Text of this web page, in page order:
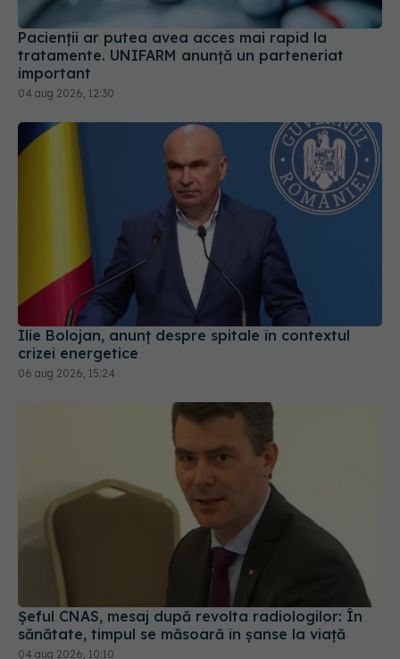
04 aug 2026, 12:30
Ilie Bolojan, anunț despre spitale în contextul
crizei energetice
06 aug 2026, 15:24
Șeful CNAS, mesaj după revolta radiologilor: În
sănătate, timpul se măsoară în șanse la viață